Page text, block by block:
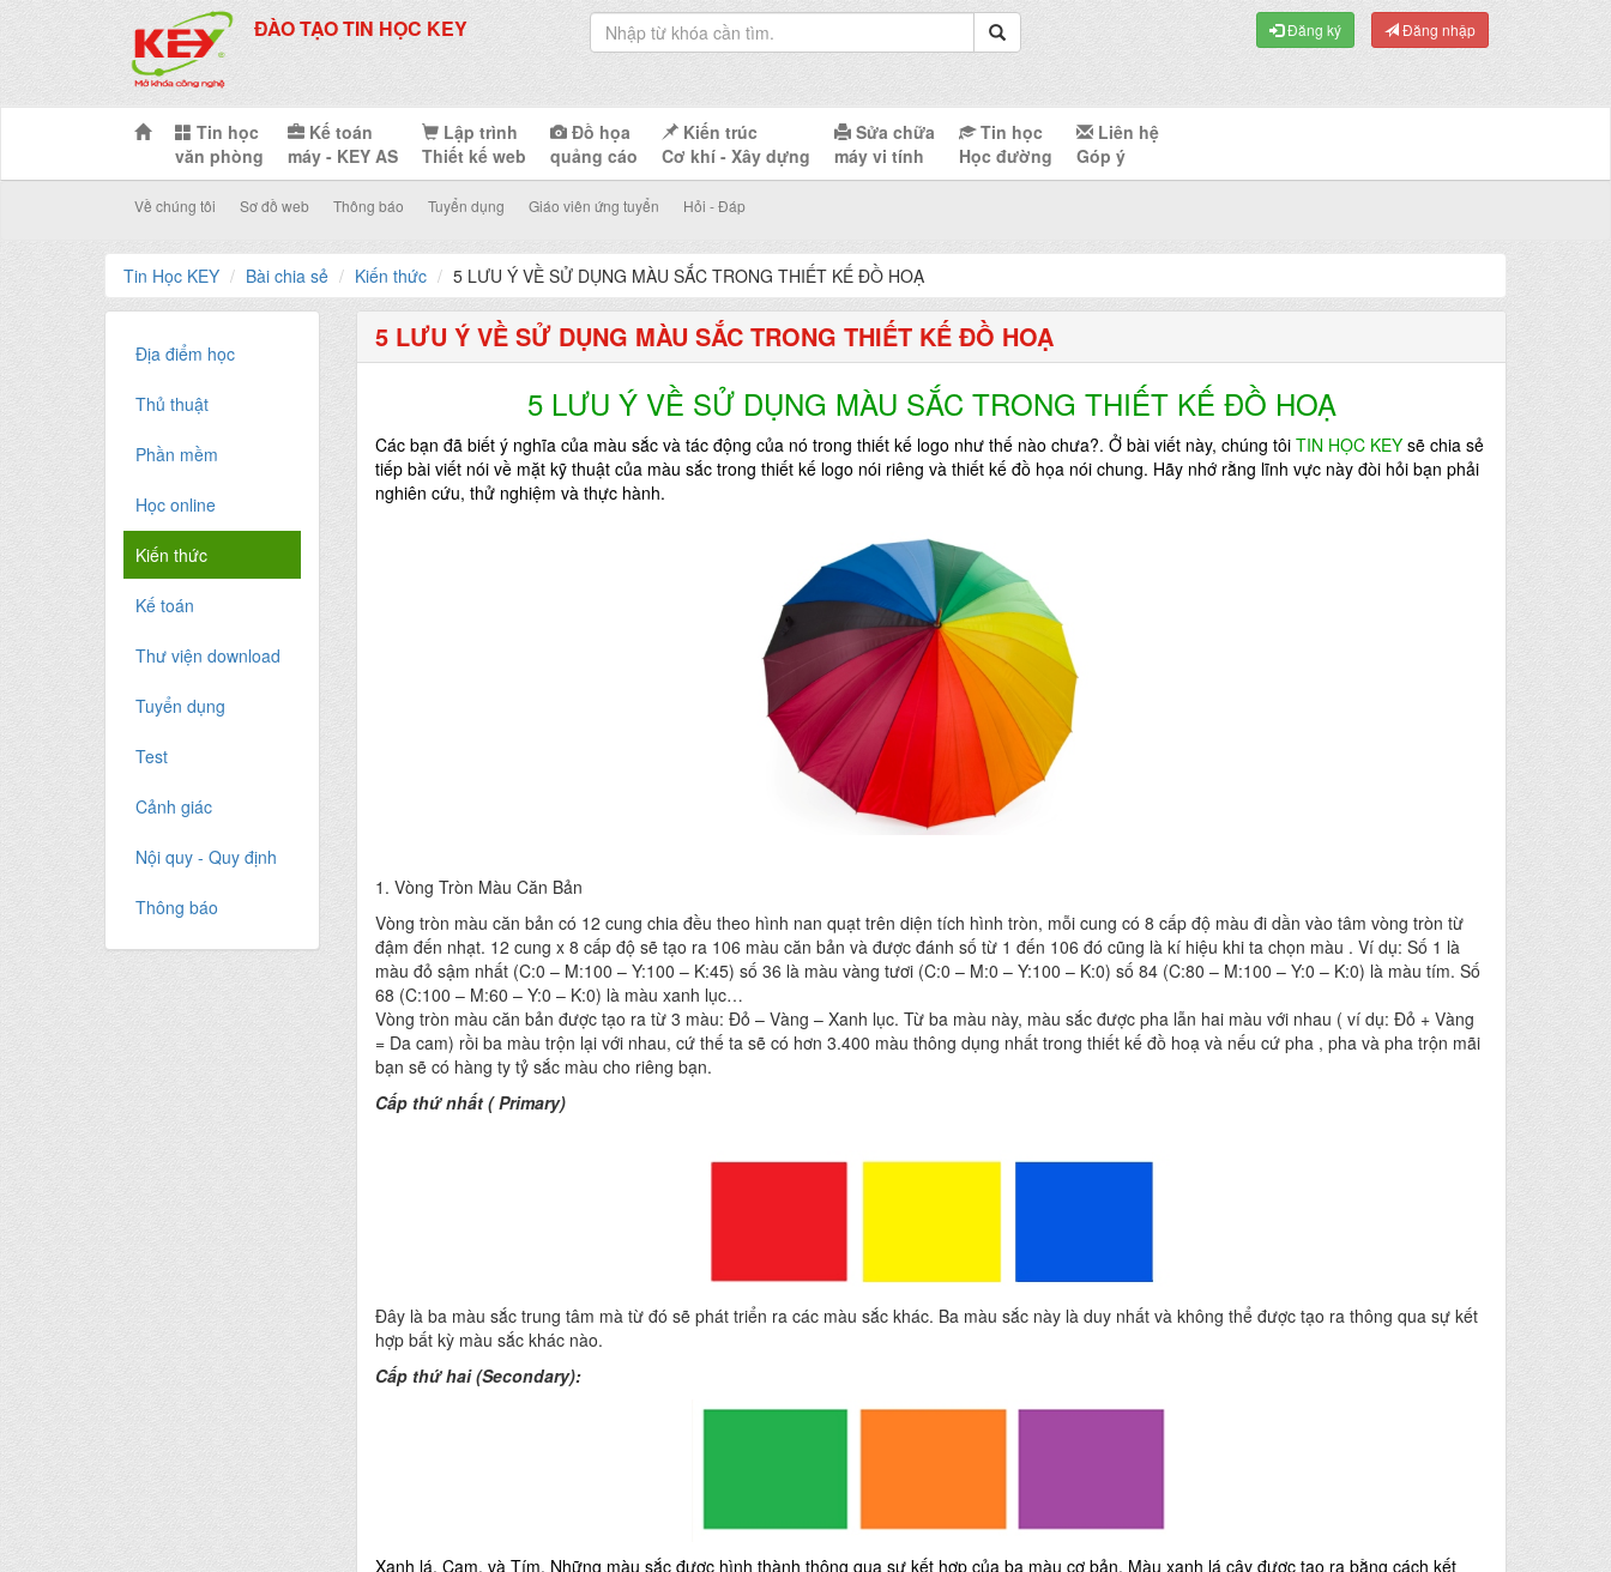
ĐÀO TẠO TIN HỌC KEY Đăng ký Đăng nhập
Tin học
văn phòng
Kế toán
máy - KEY AS
Lập trình
Thiết kế web
Đồ họa
quảng cáo
Kiến trúc
Cơ khí - Xây dựng
Sửa chữa
máy vi tính
Tin học
Học đường
Liên hệ
Góp ý
Về chúng tôi Sơ đồ web Thông báo Tuyển dụng Giáo viên ứng tuyển Hỏi - Đáp
Tin Học KEY Bài chia sẻ Kiến thức 5 LƯU Ý VỀ SỬ DỤNG MÀU SẮC TRONG THIẾT KẾ ĐỒ HOẠ
Địa điểm học
Thủ thuật
Phần mềm
Học online
Kiến thức
Kế toán
Thư viện download
Tuyển dụng
Test
Cảnh giác
Nội quy - Quy định
Thông báo
5 LƯU Ý VỀ SỬ DỤNG MÀU SẮC TRONG THIẾT KẾ ĐỒ HOẠ
5 LƯU Ý VỀ SỬ DỤNG MÀU SẮC TRONG THIẾT KẾ ĐỒ HOẠ
Các bạn đã biết ý nghĩa của màu sắc và tác động của nó trong thiết kế logo như thế nào chưa?. Ở bài viết này, chúng tôi TIN HỌC KEY sẽ chia sẻ
tiếp bài viết nói về mặt kỹ thuật của màu sắc trong thiết kế logo nói riêng và thiết kế đồ họa nói chung. Hãy nhớ rằng lĩnh vực này đòi hỏi bạn phải
nghiên cứu, thử nghiệm và thực hành.
1. Vòng Tròn Màu Căn Bản
Vòng tròn màu căn bản có 12 cung chia đều theo hình nan quạt trên diện tích hình tròn, mỗi cung có 8 cấp độ màu đi dần vào tâm vòng tròn từ
đậm đến nhạt. 12 cung x 8 cấp độ sẽ tạo ra 106 màu căn bản và được đánh số từ 1 đến 106 đó cũng là kí hiệu khi ta chọn màu . Ví dụ: Số 1 là
màu đỏ sậm nhất (C:0 – M:100 – Y:100 – K:45) số 36 là màu vàng tươi (C:0 – M:0 – Y:100 – K:0) số 84 (C:80 – M:100 – Y:0 – K:0) là màu tím. Số
68 (C:100 – M:60 – Y:0 – K:0) là màu xanh lục…
Vòng tròn màu căn bản được tạo ra từ 3 màu: Đỏ – Vàng – Xanh lục. Từ ba màu này, màu sắc được pha lẫn hai màu với nhau ( ví dụ: Đỏ + Vàng
= Da cam) rồi ba màu trộn lại với nhau, cứ thế ta sẽ có hơn 3.400 màu thông dụng nhất trong thiết kế đồ hoạ và nếu cứ pha , pha và pha trộn mãi
bạn sẽ có hàng ty tỷ sắc màu cho riêng bạn.
Cấp thứ nhất ( Primary)
Đây là ba màu sắc trung tâm mà từ đó sẽ phát triển ra các màu sắc khác. Ba màu sắc này là duy nhất và không thể được tạo ra thông qua sự kết
hợp bất kỳ màu sắc khác nào.
Cấp thứ hai (Secondary):
Xanh lá, Cam, và Tím. Những màu sắc được hình thành thông qua sự kết hợp của ba màu cơ bản. Màu xanh lá cây được tạo ra bằng cách kết